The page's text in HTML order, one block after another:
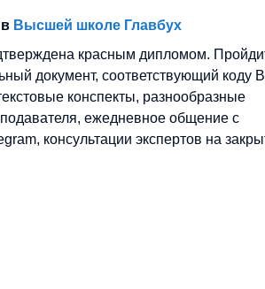
Высшей школе Главбух
красным дипломом.
документ, соответствующий коду
конспекты, разнообразные
ежедневное общение с
консультации экспертов на